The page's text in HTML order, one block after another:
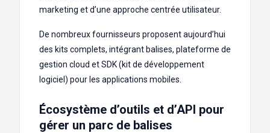
marketing et d’une approche centrée utilisateur.
De nombreux fournisseurs proposent aujourd’hui
des kits complets, intégrant balises, plateforme de
gestion cloud et SDK (kit de développement
logiciel) pour les applications mobiles.
Écosystème d’outils et d’API pour
gérer un parc de balises